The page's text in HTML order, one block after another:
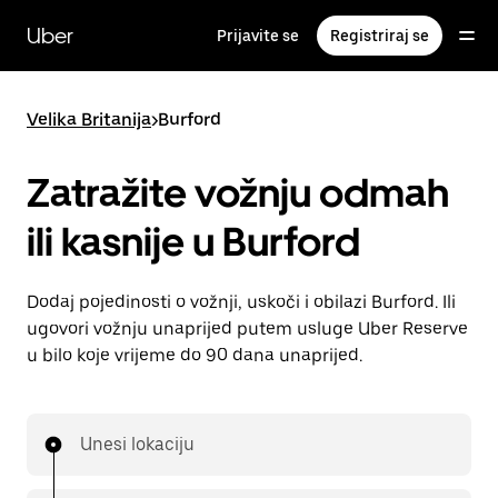
glavni
sadržaj
Uber Prijavite se Registriraj se
Velika Britanija>Burford
Zatražite vožnju odmah
ili kasnije u Burford
Dodaj pojedinosti o vožnji, uskoči i obilazi Burford. Ili
ugovori vožnju unaprijed putem usluge Uber Reserve
u bilo koje vrijeme do 90 dana unaprijed.
Unesi lokaciju